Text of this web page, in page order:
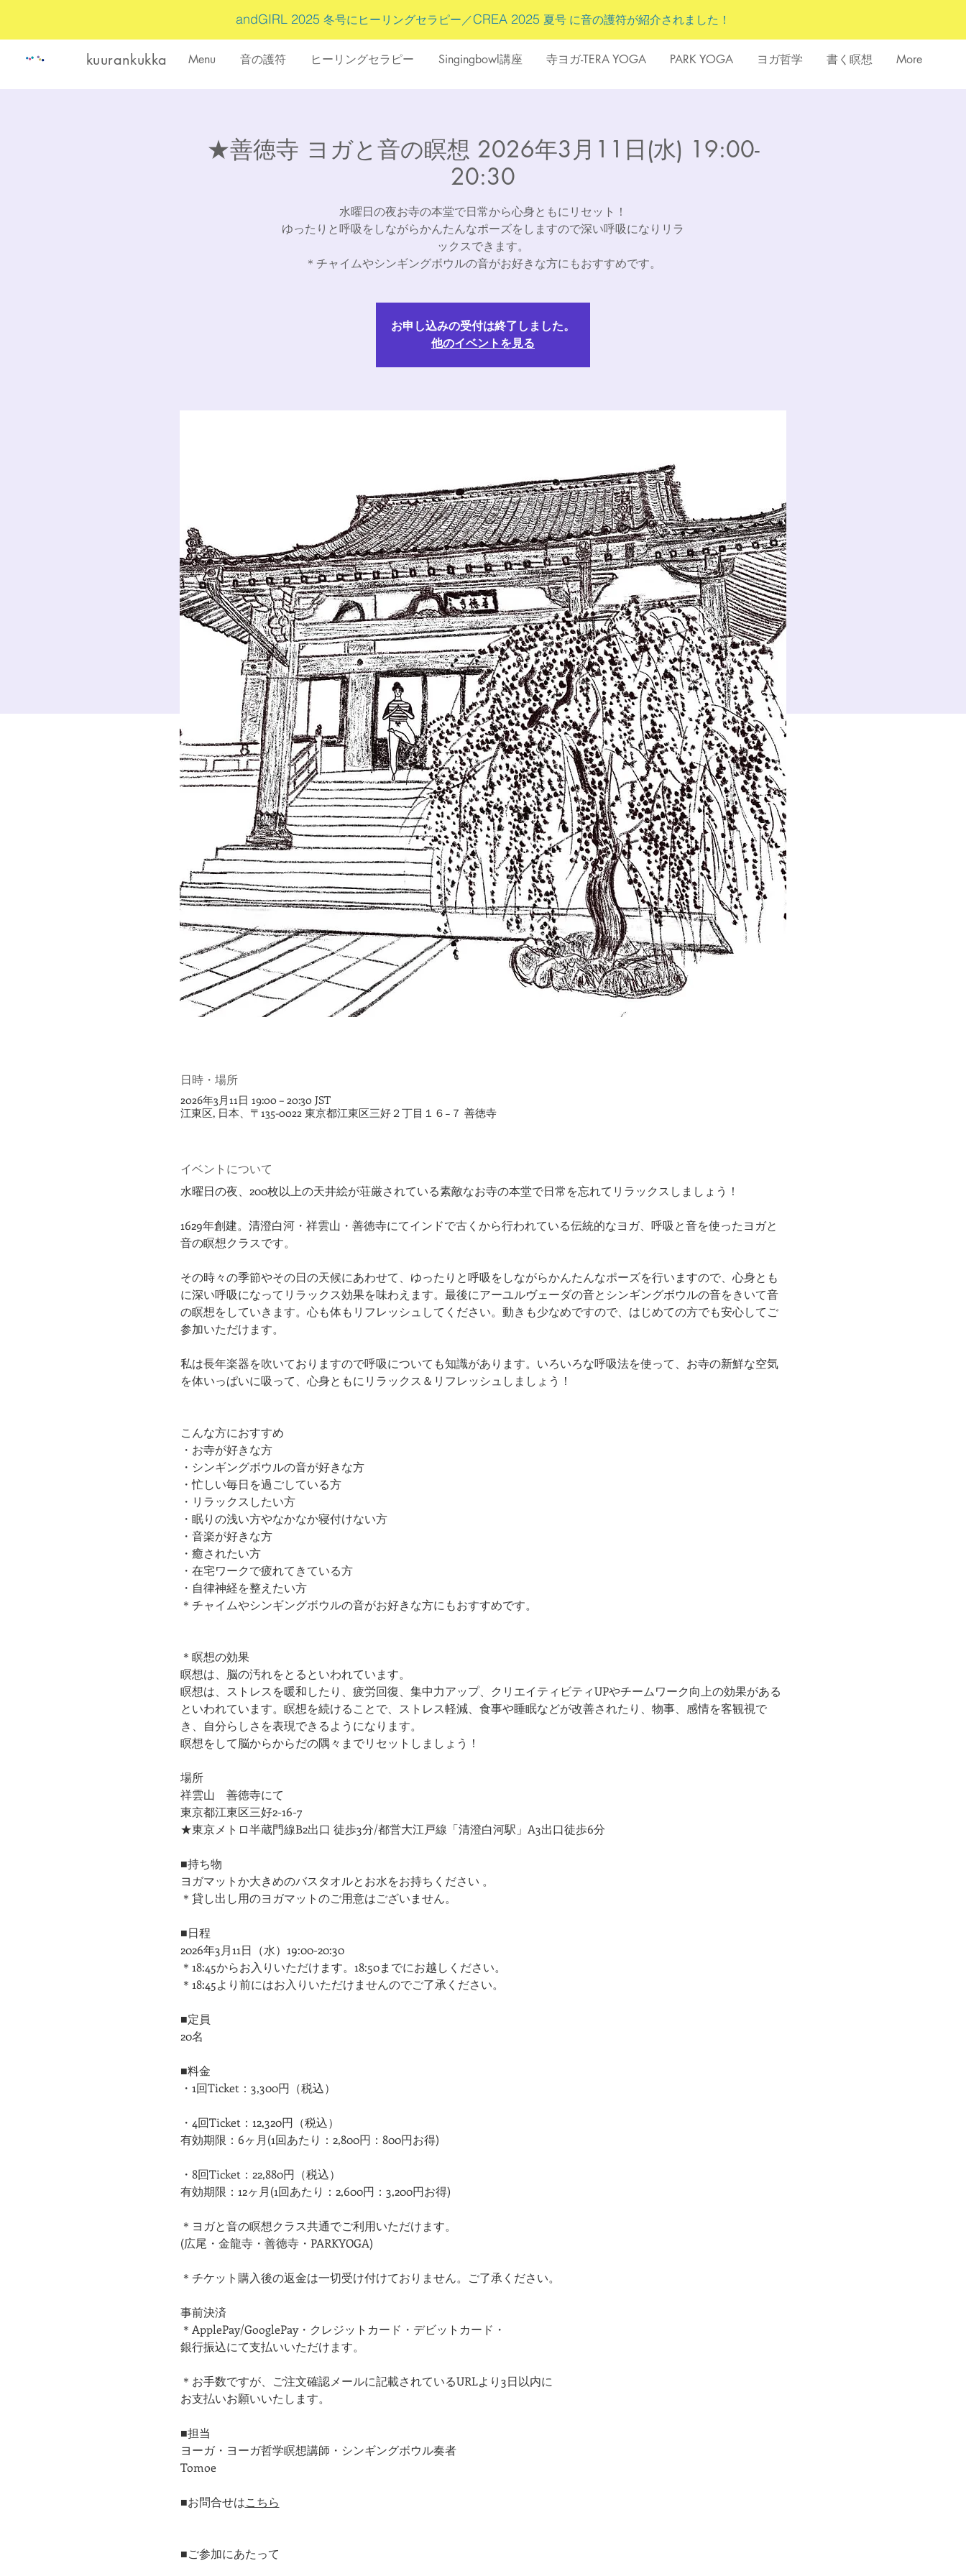
kuurankukka Menu 音の護符 ヒーリングセラピー Singingbowl講座 寺ヨガ-TERA YOGA PARK YOGA ヨガ哲学 書く瞑想 More
andGIRL 2025 冬号にヒーリングセラピー／CREA 2025 夏号 に音の護符が紹介されました！
★善徳寺 ヨガと音の瞑想 2026年3月11日(水) 19:00-
20:30
水曜日の夜お寺の本堂で日常から心身ともにリセット！
ゆったりと呼吸をしながらかんたんなポーズをしますので深い呼吸になりリラ
ックスできます。
＊チャイムやシンギングボウルの音がお好きな方にもおすすめです。
お申し込みの受付は終了しました。
他のイベントを見る
日時・場所
2026年3月11日 19:00 – 20:30 JST
江東区, 日本、〒135-0022 東京都江東区三好２丁目１６−７ 善徳寺
イベントについて
​​水曜日の夜、200枚以上の天井絵が荘厳されている素敵なお寺の本堂で日常を忘れてリラックスしましょう！
1629年創建。清澄白河・祥雲山・善徳寺にてインドで古くから行われている伝統的なヨガ、呼吸と音を使ったヨガと
音の瞑想クラスです。
その時々の季節やその日の天候にあわせて、ゆったりと呼吸をしながらかんたんなポーズを行いますので、心身とも
に深い呼吸になってリラックス効果を味わえます。最後にアーユルヴェーダの音とシンギングボウルの音をきいて音
の瞑想をしていきます。心も体もリフレッシュしてください。動きも少なめですので、はじめての方でも安心してご
参加いただけます。
私は長年楽器を吹いておりますので呼吸についても知識があります。いろいろな呼吸法を使って、お寺の新鮮な空気
を体いっぱいに吸って、心身ともにリラックス＆リフレッシュしましょう！
​こんな方におすすめ
・お寺が好きな方
​・シンギングボウルの音が好きな方
​・忙しい毎日を過ごしている方
・リラックスしたい方
・眠りの浅い方やなかなか寝付けない方
​・音楽が好きな方
​・癒されたい方
・在宅ワークで疲れてきている方
・自律神経を整えたい方
＊チャイムやシンギングボウルの音がお好きな方にもおすすめです。
＊瞑想の効果
瞑想は、脳の汚れをとるといわれています。
瞑想は、ストレスを暖和したり、疲労回復、集中力アップ、クリエイティビティUPやチームワーク向上の効果がある
といわれています。瞑想を続けることで、ストレス軽減、食事や睡眠などが改善されたり、物事、感情を客観視で
き、自分らしさを表現できるようになります。
瞑想をして脳からからだの隅々までリセットしましょう！
場所
祥雲山　善徳寺にて
東京都江東区三好2-16-7
★東京メトロ半蔵門線B2出口 徒歩3分/都営大江戸線「清澄白河駅」A3出口徒歩6分
■持ち物
ヨガマットか大きめのバスタオルとお水をお持ちください 。
＊貸し出し用のヨガマットのご用意はございません。
■日程
2026年3月11日（水）19:00-20:30​
​＊18:45からお入りいただけます。18:50までにお越しください。​​
​＊18:45より前にはお入りいただけませんのでご了承ください。
■定員
20名
■料金
・1回Ticket：3,300円（税込）
・4回Ticket：12,320円（税込）
有効期限：6ヶ月(1回あたり：2,800円：800円お得)
・8回Ticket：22,880円（税込）
有効期限：12ヶ月(1回あたり：2,600円：3,200円お得)
＊ヨガと音の瞑想クラス共通でご利用いただけます。
(広尾・金龍寺・善徳寺・PARKYOGA)
＊チケット購入後の返金は一切受け付けておりません。ご了承ください。
事前決済
＊ApplePay/GooglePay・クレジットカード・デビットカード・
銀行振込にて支払いいただけます。
＊お手数ですが、ご注文確認メールに記載されているURLより3日以内に
お支払いお願いいたします。​
■担当
ヨーガ・ヨーガ哲学瞑想講師・シンギングボウル奏者
Tomoe
■お問合せはこちら
■ご参加にあたって